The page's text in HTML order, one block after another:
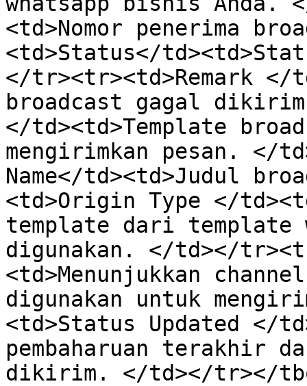
<td>Nomor penerima
<td>Status</
</tr><tr><td>Remark </
broadcast gagal
</td><td>Template
mengirimkan pesan. </
Name</td><td>Judul
<td>Origin Type </
template dari template
digunakan. </td></
<td>Menunjukkan
digunakan untuk
<td>Status Updated </
pembaharuan terakhir
dikirim. </td></tr></